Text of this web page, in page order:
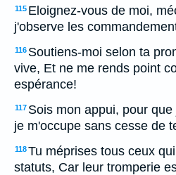
115 Eloignez-vous de moi,
j'observe les
116 Soutiens-moi selon ta
vive, Et ne me rends point
espérance!
117 Sois mon appui, pour
je m'occupe sans cesse de
118Tu méprises tous ceux
statuts, Car leur tromperie